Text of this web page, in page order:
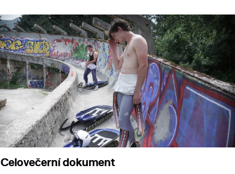
Celovečerní dokument